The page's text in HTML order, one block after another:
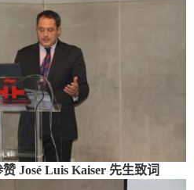
José Luis Kaiser 先生致词